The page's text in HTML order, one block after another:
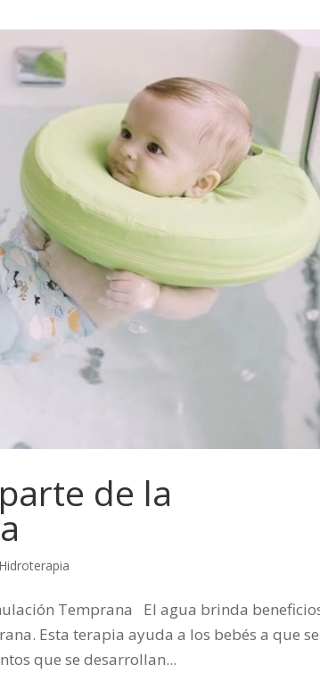
de la
Hidroterapia
Temprana El agua brinda
Esta terapia ayuda a los bebés a que se
que se desarrollan...